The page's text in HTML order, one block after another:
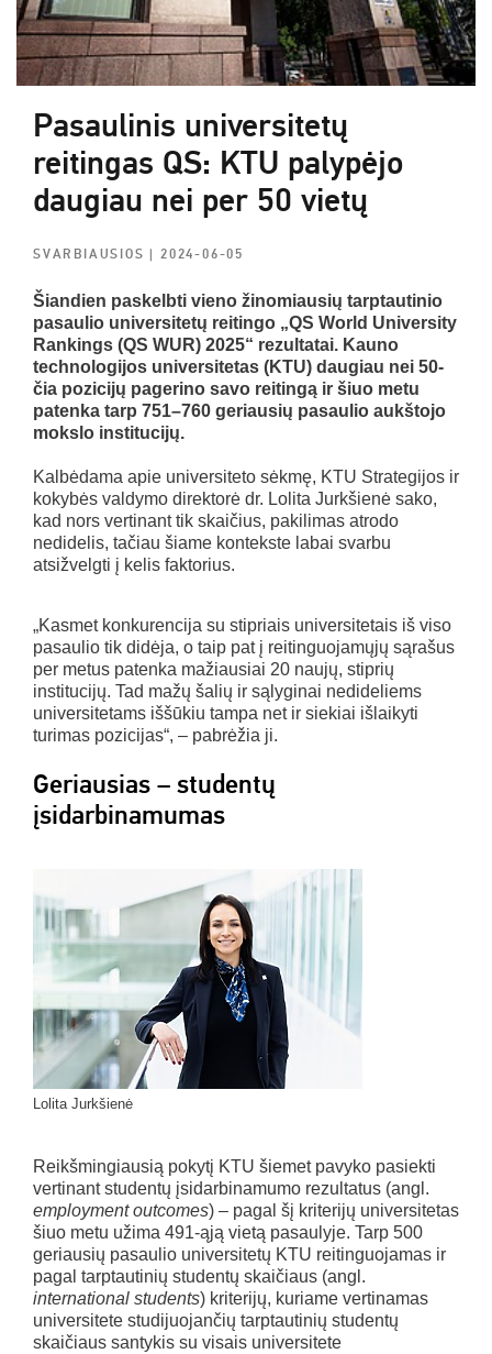
Pasaulinis universitetų
reitingas QS: KTU palypėjo
daugiau nei per 50 vietų
SVARBIAUSIOS| 2024-06-05
Šiandien paskelbti vieno žinomiausių tarptautinio
pasaulio universitetų reitingo „QS World University
Rankings (QS WUR) 2025“ rezultatai. Kauno
technologijos universitetas (KTU) daugiau nei 50-
čia pozicijų pagerino savo reitingą ir šiuo metu
patenka tarp 751–760 geriausių pasaulio aukštojo
mokslo institucijų.
Kalbėdama apie universiteto sėkmę, KTU Strategijos ir
kokybės valdymo direktorė dr. Lolita Jurkšienė sako,
kad nors vertinant tik skaičius, pakilimas atrodo
nedidelis, tačiau šiame kontekste labai svarbu
atsižvelgti į kelis faktorius.
„Kasmet konkurencija su stipriais universitetais iš viso
pasaulio tik didėja, o taip pat į reitinguojamųjų sąrašus
per metus patenka mažiausiai 20 naujų, stiprių
institucijų. Tad mažų šalių ir sąlyginai nedideliems
universitetams iššūkiu tampa net ir siekiai išlaikyti
turimas pozicijas“, – pabrėžia ji.
Geriausias – studentų
įsidarbinamumas
Lolita Jurkšienė
Reikšmingiausią pokytį KTU šiemet pavyko pasiekti
vertinant studentų įsidarbinamumo rezultatus (angl.
employment outcomes) – pagal šį kriterijų universitetas
šiuo metu užima 491-ąją vietą pasaulyje. Tarp 500
geriausių pasaulio universitetų KTU reitinguojamas ir
pagal tarptautinių studentų skaičiaus (angl.
international students) kriterijų, kuriame vertinamas
universitete studijuojančių tarptautinių studentų
skaičiaus santykis su visais universitete